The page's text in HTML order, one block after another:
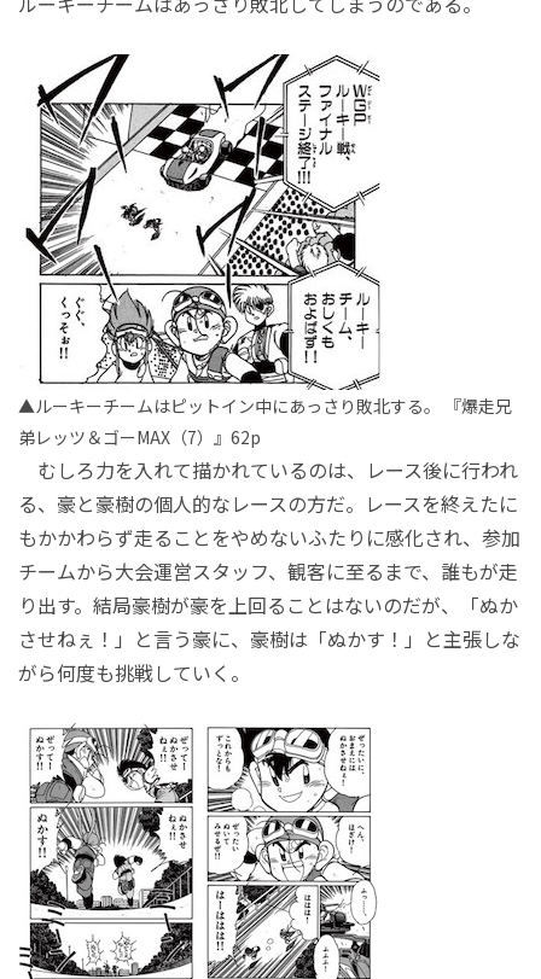
▲ルーキーチームはピットイン中にあっさり敗北する。 『爆走兄
弟レッツ＆ゴーMAX（7）』62p
むしろ力を入れて描かれているのは、レース後に行われ
る、豪と豪樹の個人的なレースの方だ。レースを終えたに
もかかわらず走ることをやめないふたりに感化され、参加
チームから大会運営スタッフ、観客に至るまで、誰もが走
り出す。結局豪樹が豪を上回ることはないのだが、「ぬか
させねぇ！」と言う豪に、豪樹は「ぬかす！」と主張しな
がら何度も挑戦していく。